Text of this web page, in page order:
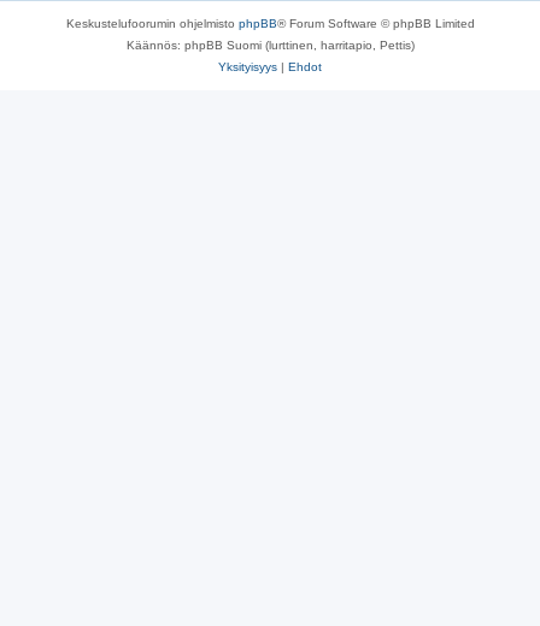
Keskustelufoorumin ohjelmisto phpBB® Forum Software © phpBB Limited
Käännös: phpBB Suomi (lurttinen, harritapio, Pettis)
Yksityisyys | Ehdot